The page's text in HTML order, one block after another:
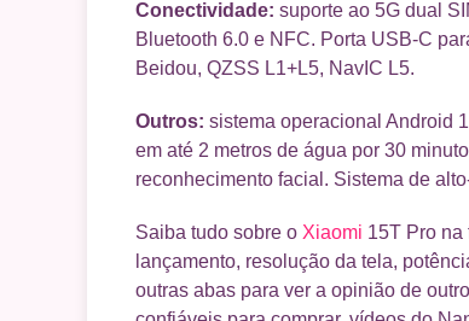
Conectividade: suporte ao 5G dual
Bluetooth 6.0 e NFC. Porta USB-C
Beidou, QZSS L1+L5, NavIC L5.
Outros: sistema operacional Android
em até 2 metros de água por 30
reconhecimento facial. Sistema de
Saiba tudo sobre o Xiaomi 15T Pro na
lançamento, resolução da tela,
outras abas para ver a opinião de